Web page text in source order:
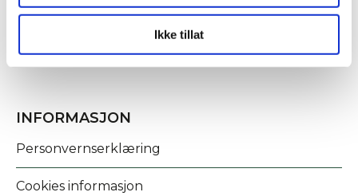
Ikke tillat
8622 Mo i Rana
INFORMASJON
Personvernserklæring
Cookies informasjon